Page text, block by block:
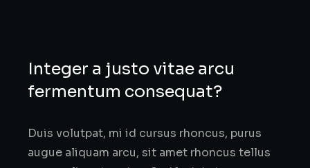
Integer a justo vitae arcu
fermentum consequat?
Duis volutpat, mi id cursus rhoncus, purus
augue aliquam arcu, sit amet rhoncus tellus